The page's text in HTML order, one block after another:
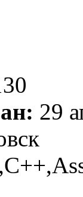
29